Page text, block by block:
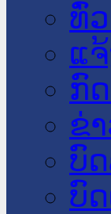
ທົ່
ແ
ກົ
ຂ່
ບົ
ບົ